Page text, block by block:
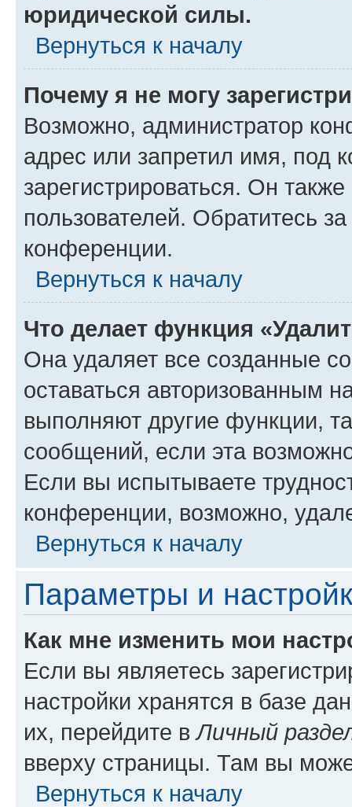
юридической силы.
Вернуться к началу
Почему я не могу
Возможно, администратор
адрес или запретил имя, под
зарегистрироваться. Он
пользователей. Обратитесь
конференции.
Вернуться к началу
Что делает функция
Она удаляет все созданные
оставаться авторизованным
выполняют другие функции,
сообщений, если эта
Если вы испытываете
конференции, возможно,
Вернуться к началу
Параметры и
Как мне изменить мои
Если вы являетесь
настройки хранятся в базе
их, перейдите вЛичный
вверху страницы. Там вы
Вернуться к началу